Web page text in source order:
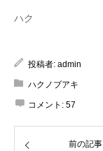
ハク
投稿者: admin
ハクノブアキ
コメント: 57
前の記事